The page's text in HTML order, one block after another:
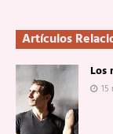
Artículos
Los
15